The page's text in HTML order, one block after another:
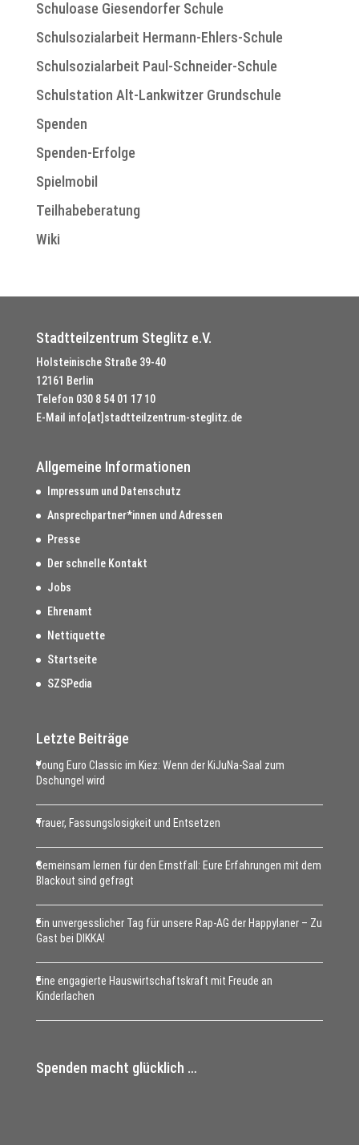
Schuloase Giesendorfer Schule
Schulsozialarbeit Hermann-Ehlers-Schule
Schulsozialarbeit Paul-Schneider-Schule
Schulstation Alt-Lankwitzer Grundschule
Spenden
Spenden-Erfolge
Spielmobil
Teilhabeberatung
Wiki
Stadtteilzentrum Steglitz e.V.
Holsteinische Straße 39-40
12161 Berlin
Telefon 030 8 54 01 17 10
E-Mail info[at]stadtteilzentrum-steglitz.de
Allgemeine Informationen
Impressum und Datenschutz
Ansprechpartner*innen und Adressen
Presse
Der schnelle Kontakt
Jobs
Ehrenamt
Nettiquette
Startseite
SZSPedia
Letzte Beiträge
Young Euro Classic im Kiez: Wenn der KiJuNa-Saal zum
Dschungel wird
Trauer, Fassungslosigkeit und Entsetzen
Gemeinsam lernen für den Ernstfall: Eure Erfahrungen mit dem
Blackout sind gefragt
Ein unvergesslicher Tag für unsere Rap-AG der Happylaner – Zu
Gast bei DIKKA!
Eine engagierte Hauswirtschaftskraft mit Freude an
Kinderlachen
Spenden macht glücklich …